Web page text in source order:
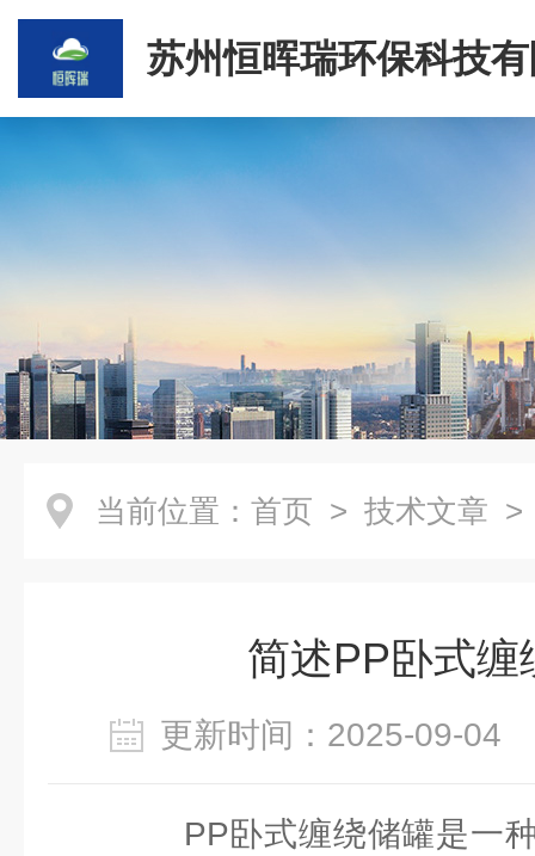
苏州恒晖瑞环保科技
当前位置： 首页 > 技术文章 >
简述PP卧式缠
更新时间：2025-09-
PP卧式缠绕储罐是一种